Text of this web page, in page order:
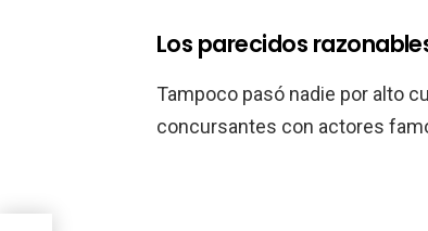
Los parecidos
Tampoco pasó nadie por alto
concursantes con actores